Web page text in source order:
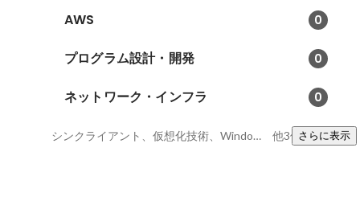
AWS 0
プログラム設計・開発 0
ネットワーク・インフラ 0
シンクライアント、仮想化技術、Windows Server 他3件さらに表示